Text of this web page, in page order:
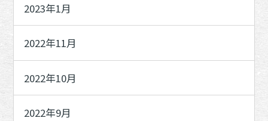
2023年1月
2022年11月
2022年10月
2022年9月